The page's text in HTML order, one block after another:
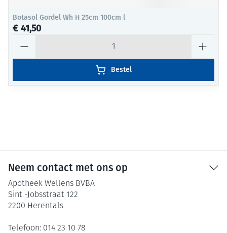
Botasol Gordel Wh H 25cm 100cm l
€ 41,50
Bestel
Neem contact met ons op
Apotheek Wellens BVBA
Sint -Jobsstraat 122
2200 Herentals
Telefoon: 014 23 10 78